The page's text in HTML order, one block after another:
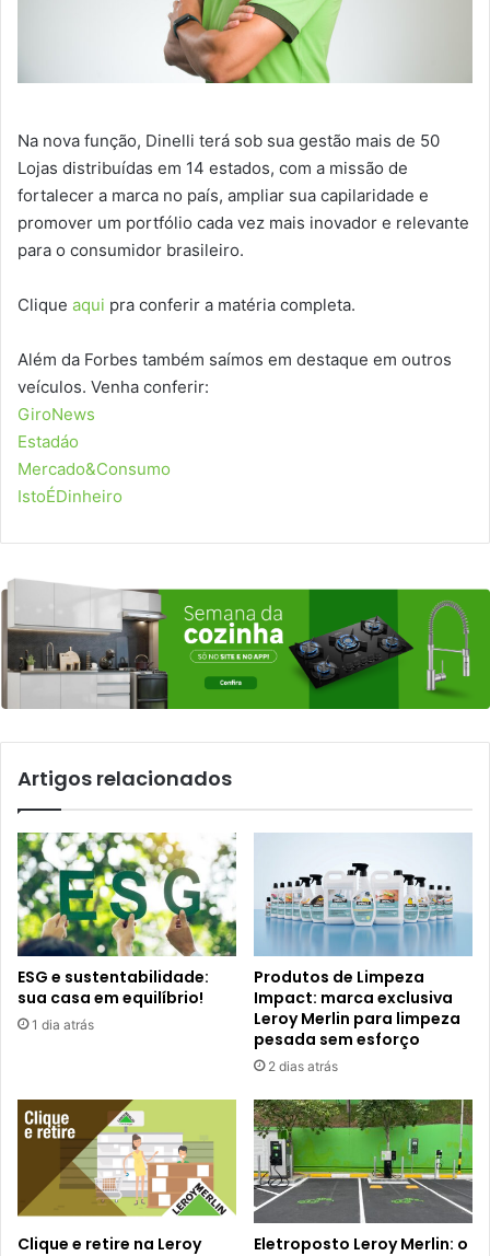
Na nova função, Dinelli terá sob sua gestão mais de 50
Lojas distribuídas em 14 estados, com a missão de
fortalecer a marca no país, ampliar sua capilaridade e
promover um portfólio cada vez mais inovador e relevante
para o consumidor brasileiro.
Clique aqui pra conferir a matéria completa.
Além da Forbes também saímos em destaque em outros
veículos. Venha conferir:
GiroNews
Estadáo
Mercado&Consumo
IstoÉDinheiro
Artigos relacionados
ESG e sustentabilidade:
sua casa em equilíbrio!
1 dia atrás
Produtos de Limpeza
Impact: marca exclusiva
Leroy Merlin para limpeza
pesada sem esforço
2 dias atrás
Clique e retire na Leroy
Eletroposto Leroy Merlin: o